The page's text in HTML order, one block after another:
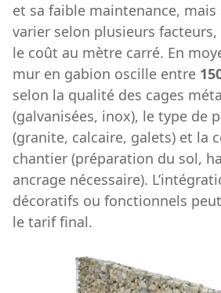
et sa faible maintenance,
varier selon plusieurs
le coût au mètre carré. En
mur en gabion oscille entre
selon la qualité des cages
(galvanisées, inox), le type de
(granite, calcaire, galets) et la
chantier (préparation du sol,
ancrage nécessaire).
décoratifs ou fonctionnels
le tarif final.